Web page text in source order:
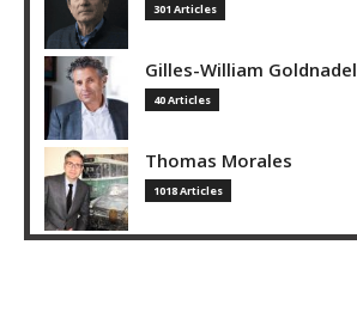
301 Articles
Gilles-William Goldnadel
40 Articles
Thomas Morales
1018 Articles